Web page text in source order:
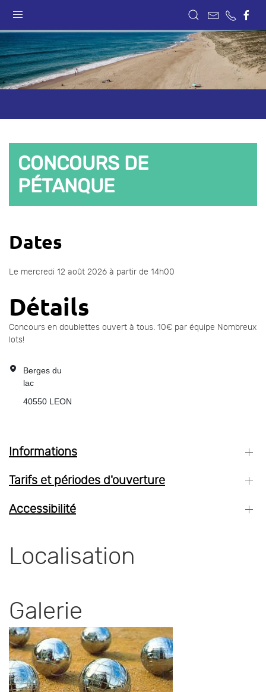
CONCOURS DE
PÉTANQUE
Dates
Le mercredi 12 août 2026 à partir de 14h00
Détails
Concours en doublettes ouvert à tous. 10€ par équipe Nombreux
lots!
Berges du
lac
40550 LEON
Informations
Tarifs et périodes d'ouverture
Accessibilité
Localisation
Galerie